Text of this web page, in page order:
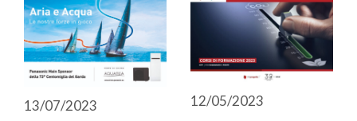
13/07/2023
12/05/2023